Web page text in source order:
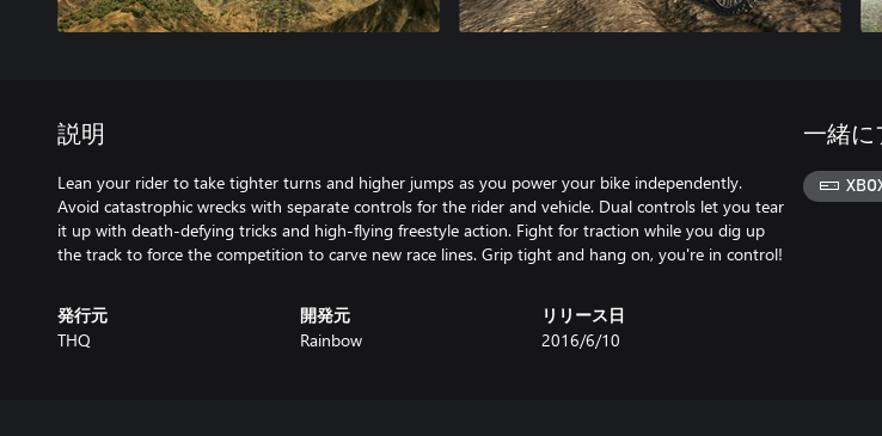
説明
Lean your rider to take tighter turns and higher jumps as you power your bike independently.
Avoid catastrophic wrecks with separate controls for the rider and vehicle. Dual controls let you tear
it up with death-defying tricks and high-flying freestyle action. Fight for traction while you dig up
the track to force the competition to carve new race lines. Grip tight and hang on, you're in control!
発行元
THQ
開発元
Rainbow
リリース日
2016/6/10
一緒に